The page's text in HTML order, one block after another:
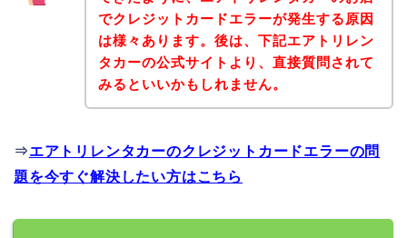
でクレジットカードエラーが発生する原因
は様々あります。後は、下記エアトリレン
タカーの公式サイトより、直接質問されて
みるといいかもしれません。
⇒エアトリレンタカーのクレジットカードエラーの問
題を今すぐ解決したい方はこちら